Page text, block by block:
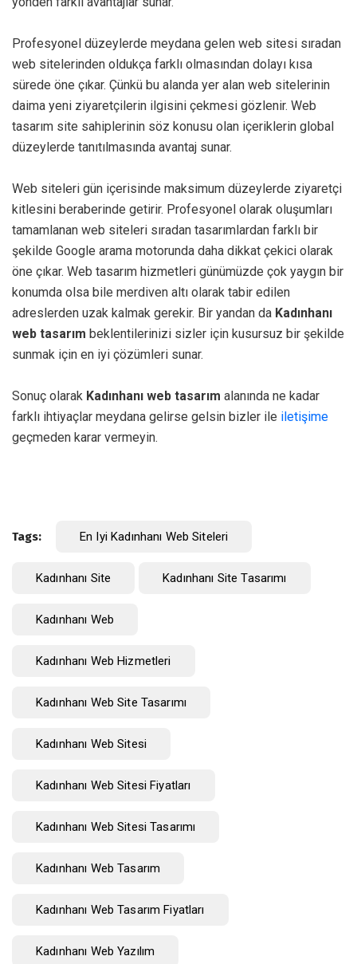
Profesyonel düzeylerde meydana gelen web sitesi sıradan
web sitelerinden oldukça farklı olmasından dolayı kısa
sürede öne çıkar. Çünkü bu alanda yer alan web sitelerinin
daima yeni ziyaretçilerin ilgisini çekmesi gözlenir. Web
tasarım site sahiplerinin söz konusu olan içeriklerin global
düzeylerde tanıtılmasında avantaj sunar.
Web siteleri gün içerisinde maksimum düzeylerde ziyaretçi
kitlesini beraberinde getirir. Profesyonel olarak oluşumları
tamamlanan web siteleri sıradan tasarımlardan farklı bir
şekilde Google arama motorunda daha dikkat çekici olarak
öne çıkar. Web tasarım hizmetleri günümüzde çok yaygın bir
konumda olsa bile merdiven altı olarak tabir edilen
adreslerden uzak kalmak gerekir. Bir yandan da Kadınhanı
web tasarım beklentilerinizi sizler için kusursuz bir şekilde
sunmak için en iyi çözümleri sunar.
Sonuç olarak Kadınhanı web tasarım alanında ne kadar
farklı ihtiyaçlar meydana gelirse gelsin bizler ile iletişime
geçmeden karar vermeyin.
Tags: En Iyi Kadınhanı Web Siteleri
Kadınhanı Site Kadınhanı Site Tasarımı
Kadınhanı Web
Kadınhanı Web Hizmetleri
Kadınhanı Web Site Tasarımı
Kadınhanı Web Sitesi
Kadınhanı Web Sitesi Fiyatları
Kadınhanı Web Sitesi Tasarımı
Kadınhanı Web Tasarım
Kadınhanı Web Tasarım Fiyatları
Kadınhanı Web Yazılım